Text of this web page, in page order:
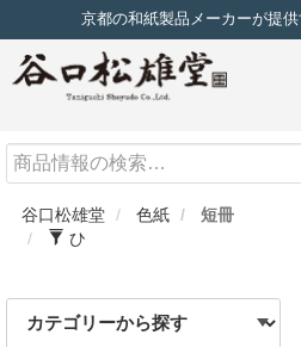
京都の和紙製品メーカーが提
谷口松雄堂 色紙
短冊
ひ
Search